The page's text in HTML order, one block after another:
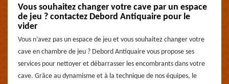
Vous souhaitez changer votre cave par un espace
de jeu ? contactez Debord Antiquaire pour le
vider
Vous n’avez pas un espace de jeu et vous souhaitez changer votre
cave en chambre de jeu ? Debord Antiquaire vous propose ses
services pour nettoyer et débarrasser les encombrants dans votre
cave. Grâce au dynamisme et à la technique de nos équipes, le